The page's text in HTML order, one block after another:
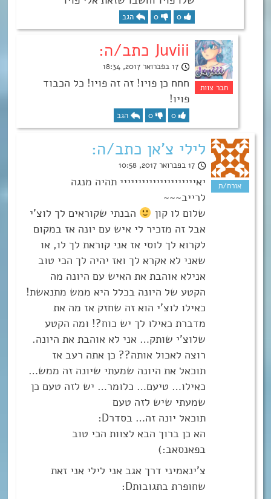
0
0 הגב
Juviii כתב/ה:
17 בפברואר 2017, 18:34
חחח כן פויו! זה זה פויו! כל הכבוד
פויו!
0
0 הגב
לילי צ'אן כתב/ה:
17 בפברואר 2017, 10:58
יאייייייייייייייייייייי תהיה מנגה
לרייב~~~
שלום לו קון
הבנתי שקוראים לך לוצ’י
אבל זה מזכיר לי איש עם יונה אז במקום
לקרוא לך לוסי אז אני קוראת לך לו, או
שאני לא אקרא לך ואז יהיה לך הכי טוב
אנילא אוהבת את האיש עם היונה מה
הקטע של היונה בכלל היא ממש מתנאשת!
כאילו לוצ’י הוא זה שחזק אז מה את
מדברת כאילו לך יש כוח?! ומה הקטע
שלוצ’י שותק… אני לא אוהבת את היונה.
רוצה לאכול אותה?? כן אתה רעב אז
תוכאל את היונה שמעתי שיונה זה ממש…
כאילו… טיעם… כלומר… יש לזה טעם כן
שמעתי שיש לזה טעם
תוכאל יונה זה… בסדרD:
הא כן ברוך הבא לצוות הכי טוב
בפאנסאב:)
צ’ינאמיני דרך אגב אני לילי אני זאת
שחופרת בתגובותD: